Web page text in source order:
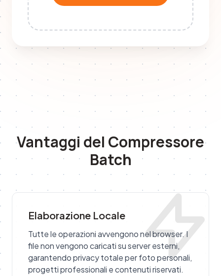
Vantaggi del Compressore
Batch
Elaborazione Locale
Tutte le operazioni avvengono nel browser. I
file non vengono caricati su server esterni,
garantendo privacy totale per foto personali,
progetti professionali e contenuti riservati.